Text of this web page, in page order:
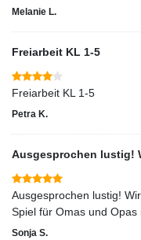
Melanie L.
Freiarbeit KL 1-5
Freiarbeit KL 1-5
Petra K.
Ausgesprochen lustig!
Ausgesprochen lustig!
Spiel für Omas und
Sonja S.